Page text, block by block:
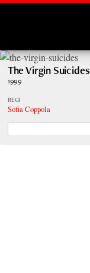
The Virgin Suicides
1999
REGI
Sofia Coppola